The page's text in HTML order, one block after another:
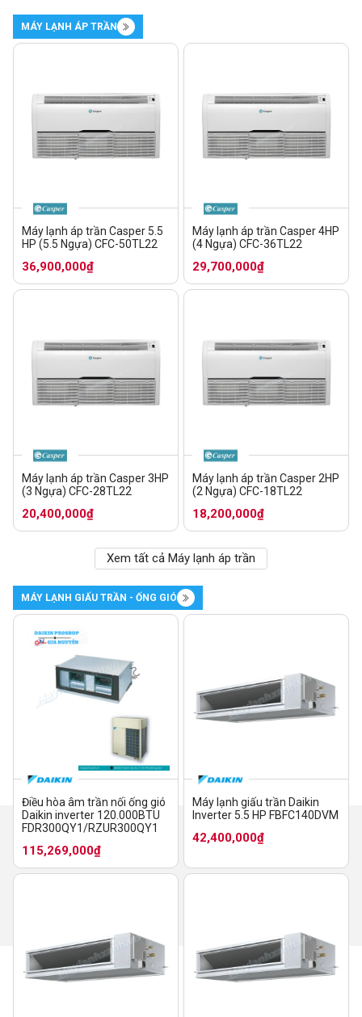
MÁY LẠNH ÁP TRẦN
Máy lạnh áp trần Casper 5.5
HP (5.5 Ngựa) CFC-50TL22
36,900,000₫
Máy lạnh áp trần Casper 4HP
(4 Ngựa) CFC-36TL22
29,700,000₫
Máy lạnh áp trần Casper 3HP
(3 Ngựa) CFC-28TL22
20,400,000₫
Máy lạnh áp trần Casper 2HP
(2 Ngựa) CFC-18TL22
18,200,000₫
Xem tất cả Máy lạnh áp trần
MÁY LẠNH GIẤU TRẦN - ỐNG GIÓ
Điều hòa âm trần nối ống gió
Daikin inverter 120.000BTU
FDR300QY1/RZUR300QY1
115,269,000₫
Máy lạnh giấu trần Daikin
Inverter 5.5 HP FBFC140DVM
42,400,000₫